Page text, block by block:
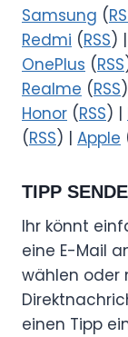
Samsung (
Redmi (RSS) |
OnePlus (RSS
Realme (RSS
Honor (RSS) |
(RSS) | Apple
TIPP
Ihr könnt
eine E-Mail
wählen oder
einen Tipp